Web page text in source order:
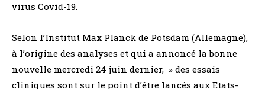
virus Covid-19.
Selon l’Institut Max Planck de Potsdam (Allemagne),
à l’origine des analyses et qui a annoncé la bonne
nouvelle mercredi 24 juin dernier, » des essais
cliniques sont sur le point d’être lancés aux Etats-